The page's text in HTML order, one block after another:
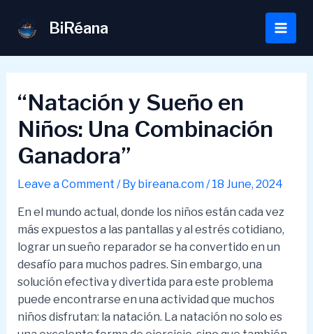
content
BiRéana
Main
“Natación y Sueño en
Niños: Una Combinación
Ganadora”
Leave a Comment / By bireana.com/18 June, 2024
En el mundo actual, donde los niños están cada vez
más expuestos a las pantallas y al estrés cotidiano,
lograr un sueño reparador se ha convertido en un
desafío para muchos padres. Sin embargo, una
solución efectiva y divertida para este problema
puede encontrarse en una actividad que muchos
niños disfrutan: la natación. La natación no solo es